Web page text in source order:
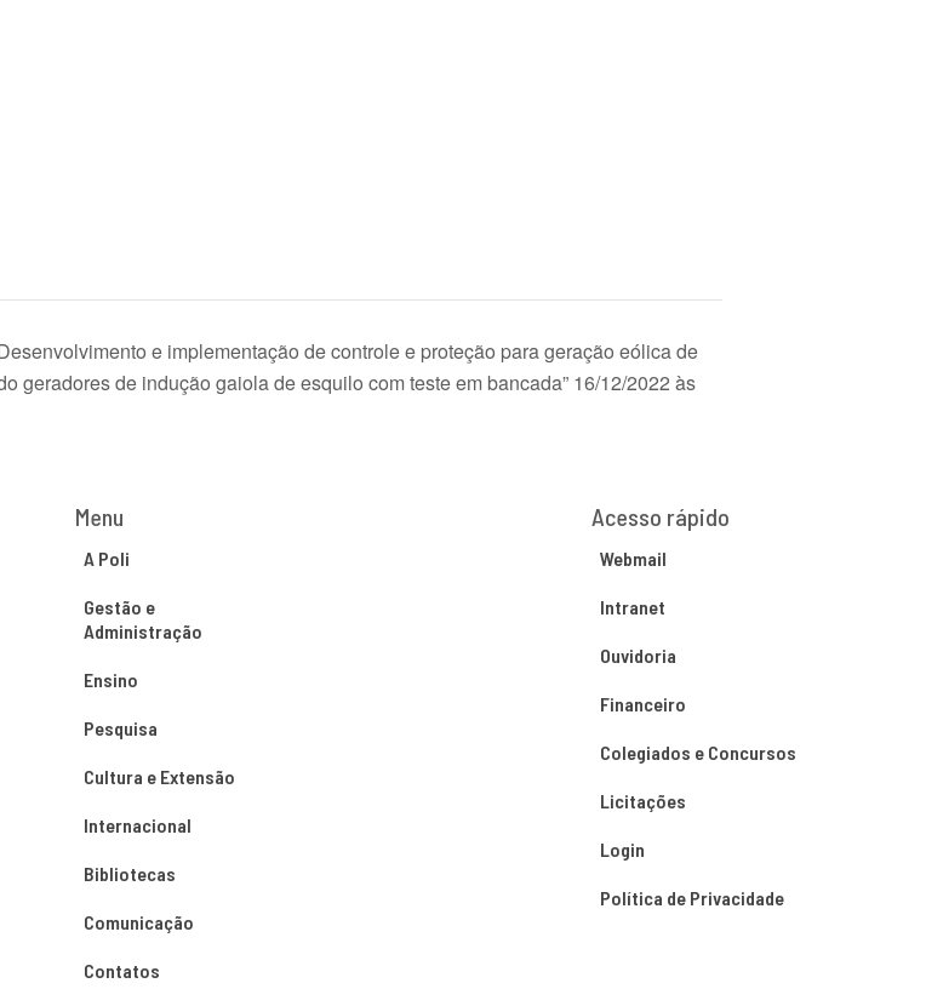
e implementação de controle e proteção para geração eólica de
geradores de indução gaiola de esquilo com teste em bancada” 16/12/2022 às
Menu
A Poli
Gestão e
Administração
Ensino
Pesquisa
Cultura e Extensão
Internacional
Bibliotecas
Comunicação
Contatos
Acesso rápido
Webmail
Intranet
Ouvidoria
Financeiro
Colegiados e Concursos
Licitações
Login
Política de Privacidade